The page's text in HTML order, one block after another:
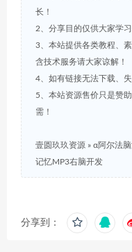
长！
2、分享目的仅供大家学
3、本站提供各类教程、
含技术服务请大家谅解！
4、如有链接无法下载、
5、本站资源售价只是赞
需！
壹圆玖玖资源 » α阿尔法
记忆MP3右脑开发
分享到：